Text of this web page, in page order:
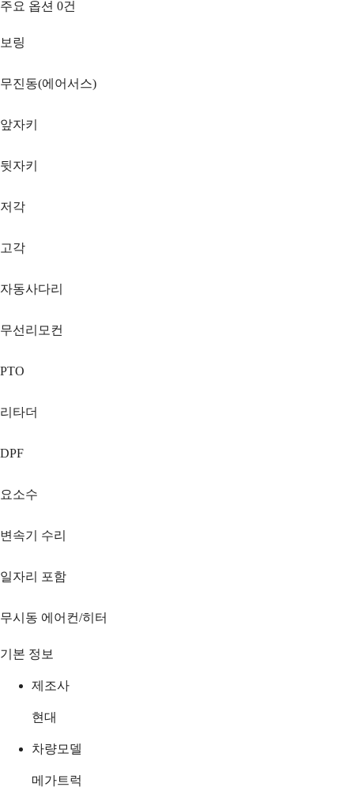
주요 옵션 0건
보링
무진동(에어서스)
앞자키
뒷자키
저각
고각
자동사다리
무선리모컨
PTO
리타더
DPF
요소수
변속기 수리
일자리 포함
무시동 에어컨/히터
기본 정보
제조사
현대
차량모델
메가트럭